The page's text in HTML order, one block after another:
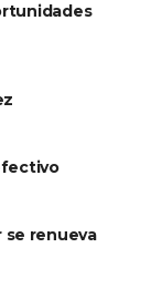
se renueva